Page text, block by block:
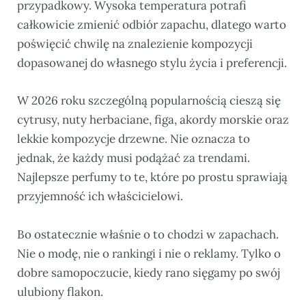
przypadkowy. Wysoka temperatura potrafi
całkowicie zmienić odbiór zapachu, dlatego warto
poświęcić chwilę na znalezienie kompozycji
dopasowanej do własnego stylu życia i preferencji.
W 2026 roku szczególną popularnością cieszą się
cytrusy, nuty herbaciane, figa, akordy morskie oraz
lekkie kompozycje drzewne. Nie oznacza to
jednak, że każdy musi podążać za trendami.
Najlepsze perfumy to te, które po prostu sprawiają
przyjemność ich właścicielowi.
Bo ostatecznie właśnie o to chodzi w zapachach.
Nie o modę, nie o rankingi i nie o reklamy. Tylko o
dobre samopoczucie, kiedy rano sięgamy po swój
ulubiony flakon.